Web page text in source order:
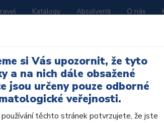
Katalogy Absolventi O nás
si Vás upozornit, že tyto
a na nich dále obsažené
jsou určeny pouze odborné
veřejnosti.
používání těchto stránek potvrzujete, že jste